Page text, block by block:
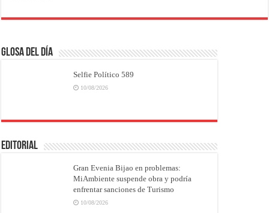
Glosa del Día
Selfie Político 589
10/08/2026
EDITORIAL
Gran Evenia Bijao en problemas:
MiAmbiente suspende obra y podría
enfrentar sanciones de Turismo
10/08/2026